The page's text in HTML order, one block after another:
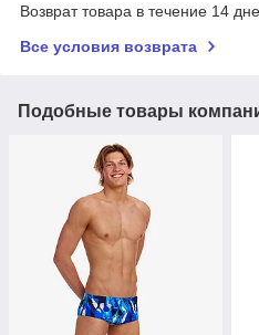
Возврат товара в течение 14
Все условия возврата
Подобные товары